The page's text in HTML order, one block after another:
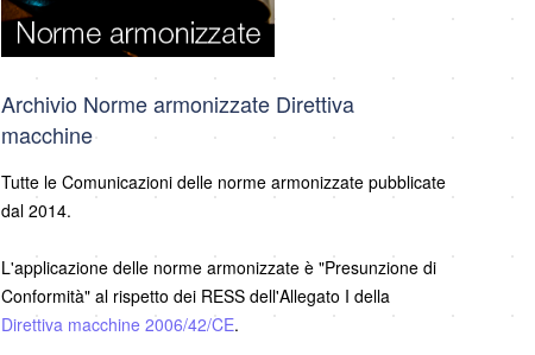
Archivio Norme armonizzate Direttiva
macchine
Tutte le Comunicazioni delle norme armonizzate pubblicate
dal 2014.
L'applicazione delle norme armonizzate è "Presunzione di
Conformità" al rispetto dei RESS dell'Allegato I della
Direttiva macchine 2006/42/CE.